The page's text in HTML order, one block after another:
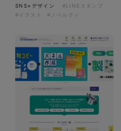
SNS×デザイン
#LINEスタンプ
#イラスト
#ノベルティ